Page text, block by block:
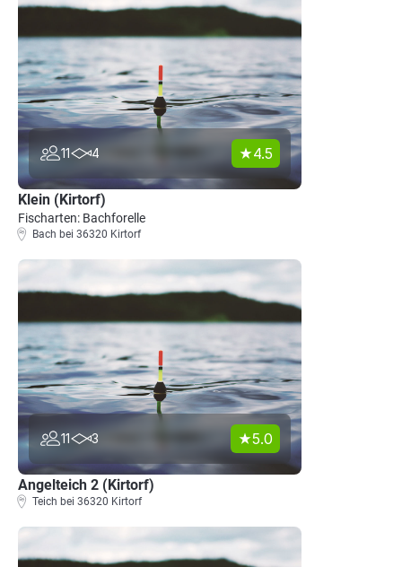
11 4 4.5
Klein (Kirtorf)
Fischarten: Bachforelle
Bach bei 36320 Kirtorf
11 3 5.0
Angelteich 2 (Kirtorf)
Teich bei 36320 Kirtorf